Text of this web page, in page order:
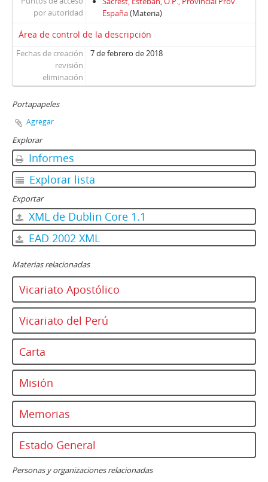
por autoridad
España(Materia)
Área de control de la descripción
Fechas de creación
revisión
eliminación
7 de febrero de 2018
Portapapeles
Agregar
Explorar
Informes
Explorar lista
Exportar
XML de Dublin Core 1.1
EAD 2002 XML
Materias relacionadas
Vicariato Apostólico
Vicariato del Perú
Carta
Misión
Memorias
Estado General
Personas y organizaciones relacionadas